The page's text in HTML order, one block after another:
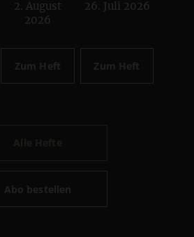
:
2. August
2026
Zum Heft
:
26. Juli 2026
Zum Heft
Abo bestellen